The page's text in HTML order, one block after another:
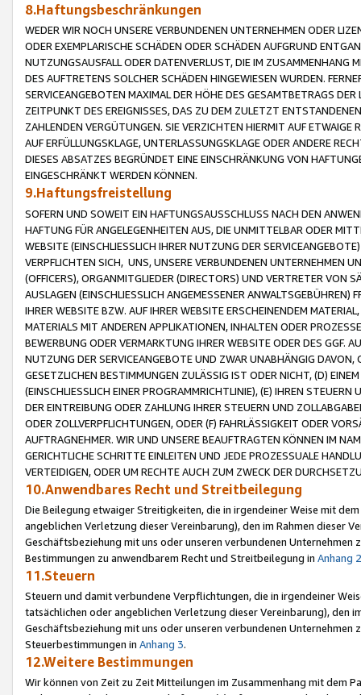
8.Haftungsbeschränkungen
WEDER WIR NOCH UNSERE VERBUNDENEN UNTERNEHMEN ODER
ODER EXEMPLARISCHE SCHÄDEN ODER SCHÄDEN AUFGRUND
NUTZUNGSAUSFALL ODER DATENVERLUST, DIE IM ZUSAMMENHANG
DES AUFTRETENS SOLCHER SCHÄDEN HINGEWIESEN WURDEN.
SERVICEANGEBOTEN MAXIMAL DER HÖHE DES GESAMTBETRAGS
ZEITPUNKT DES EREIGNISSES, DAS ZU DEM ZULETZT
ZAHLENDEN VERGÜTUNGEN. SIE VERZICHTEN HIERMIT AUF
AUF ERFÜLLUNGSKLAGE, UNTERLASSUNGSKLAGE ODER ANDERE
DIESES ABSATZES BEGRÜNDET EINE EINSCHRÄNKUNG VON
EINGESCHRÄNKT WERDEN KÖNNEN.
9.Haftungsfreistellung
SOFERN UND SOWEIT EIN HAFTUNGSAUSSCHLUSS NACH DEN
HAFTUNG FÜR ANGELEGENHEITEN AUS, DIE UNMITTELBAR ODER
WEBSITE (EINSCHLIESSLICH IHRER NUTZUNG DER
VERPFLICHTEN SICH, UNS, UNSERE VERBUNDENEN UNTERNEHMEN
(OFFICERS), ORGANMITGLIEDER (DIRECTORS) UND VERTRETER VON
AUSLAGEN (EINSCHLIESSLICH ANGEMESSENER
IHRER WEBSITE BZW. AUF IHRER WEBSITE ERSCHEINENDEM
MATERIALS MIT ANDEREN APPLIKATIONEN, INHALTEN ODER
BEWERBUNG ODER VERMARKTUNG IHRER WEBSITE ODER DES GGF.
NUTZUNG DER SERVICEANGEBOTE UND ZWAR UNABHÄNGIG
GESETZLICHEN BESTIMMUNGEN ZULÄSSIG IST ODER NICHT, (D)
(EINSCHLIESSLICH EINER PROGRAMMRICHTLINIE), (E) IHREN
DER EINTREIBUNG ODER ZAHLUNG IHRER STEUERN UND
ODER ZOLLVERPFLICHTUNGEN, ODER (F) FAHRLÄSSIGKEIT ODER
AUFTRAGNEHMER. WIR UND UNSERE BEAUFTRAGTEN KÖNNEN IM
GERICHTLICHE SCHRITTE EINLEITEN UND JEDE PROZESSUALE
VERTEIDIGEN, ODER UM RECHTE AUCH ZUM ZWECK DER
10.Anwendbares Recht und Streitbeilegung
Die Beilegung etwaiger Streitigkeiten, die in irgendeiner Weise mit
angeblichen Verletzung dieser Vereinbarung), den im Rahmen dieser
Geschäftsbeziehung mit uns oder unseren verbundenen
Bestimmungen zu anwendbarem Recht und Streitbeilegung in Anhang 2
11.Steuern
Steuern und damit verbundene Verpflichtungen, die in irgendeiner
tatsächlichen oder angeblichen Verletzung dieser Vereinbarung), den
Geschäftsbeziehung mit uns oder unseren verbundenen
Steuerbestimmungen in Anhang 3.
12.Weitere Bestimmungen
Wir können von Zeit zu Zeit Mitteilungen im Zusammenhang mit dem